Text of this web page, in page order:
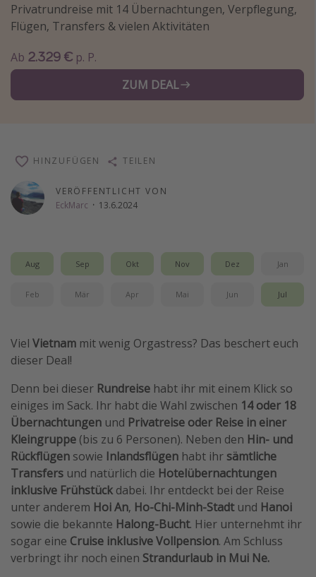
Reisethemen
Alle Reisethemen
Wellnessurlaub
Roadtrips
Strandurlaub
Gruppenreisen
Hotels in Hamburg
Hotels am Achensee
Familienurlaub in der Türkei
Bahnreisen in der Schweiz
Reisepassfreie Reiseziele
Travel Know How
Silvesterreisen
Last Minute Urlaub Mallorca
Last Minute Urlaub Deutschland
Privatrundreise mit 14 Übernachtungen, Verpflegung,
Flügen, Transfers & vielen Aktivitäten
Ab 2.329 € p. P.
ZUM DEAL
VERÖFFENTLICHT VON
EckMarc · 13.6.2024
HINZUFÜGEN TEILEN
Aug Sep Okt Nov Dez Jan
Feb Mär Apr Mai Jun Jul
Viel Vietnam mit wenig Orgastress? Das beschert euch
dieser Deal!
Denn bei dieser Rundreise habt ihr mit einem Klick so
einiges im Sack. Ihr habt die Wahl zwischen 14 oder 18
Übernachtungen und Privatreise oder Reise in einer
Kleingruppe (bis zu 6 Personen). Neben den Hin- und
Rückflügen sowie Inlandsflügen habt ihr sämtliche
Transfers und natürlich die Hotelübernachtungen
inklusive Frühstück dabei. Ihr entdeckt bei der Reise
unter anderem Hoi An, Ho-Chi-Minh-Stadtund Hanoi
sowie die bekannte Halong-Bucht. Hier unternehmt ihr
sogar eine Cruise inklusive Vollpension. Am Schluss
verbringt ihr noch einen Strandurlaub in Mui Ne.